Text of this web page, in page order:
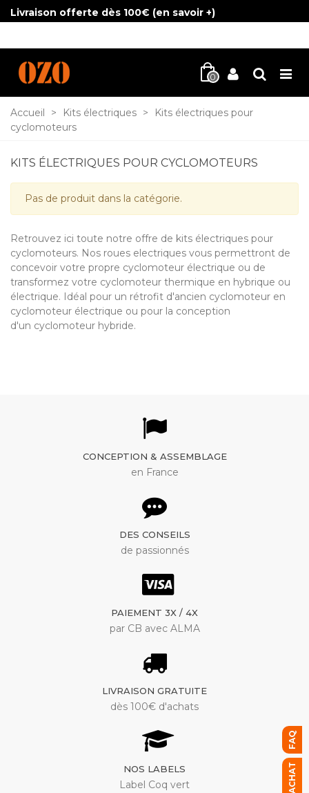
Livraison offerte dès 100€ (en savoir +)
0
Accueil > Kits électriques >
Kits électriques pour
cyclomoteurs
KITS ÉLECTRIQUES POUR CYCLOMOTEURS
Pas de produit dans la catégorie.
Retrouvez ici toute notre offre de kits électriques pour
cyclomoteurs. Nos roues electriques vous permettront de
concevoir votre propre cyclomoteur électrique ou de
transformez votre cyclomoteur thermique en hybrique ou
électrique. Idéal pour un rétrofit d'ancien cyclomoteur en
cyclomoteur électrique ou pour la conception
d'un cyclomoteur hybride.
CONCEPTION & ASSEMBLAGE
en France
DES CONSEILS
de passionnés
PAIEMENT 3X / 4X
par CB avec ALMA
LIVRAISON GRATUITE
dès 100€ d'achats
NOS LABELS
Label Coq vert
FAQ